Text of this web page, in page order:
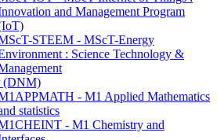
and Management Program
STEEM - MScT-Energy
: Science Technology &
(DNM)
- M1 Applied Mathematics
statistics
- M1 Chemistry and